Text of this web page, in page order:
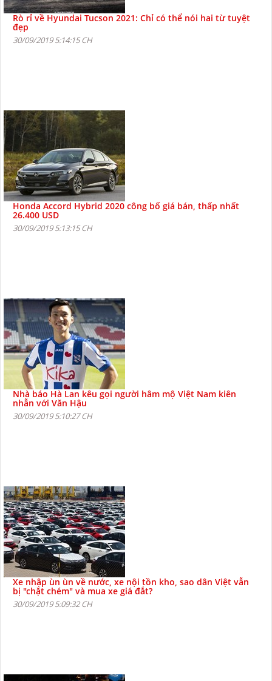
Rò rỉ về Hyundai Tucson 2021: Chỉ có thể nói hai từ tuyệt
đẹp
30/09/2019 5:14:15 CH
Honda Accord Hybrid 2020 công bố giá bán, thấp nhất
26.400 USD
30/09/2019 5:13:15 CH
Nhà báo Hà Lan kêu gọi người hâm mộ Việt Nam kiên
nhẫn với Văn Hậu
30/09/2019 5:10:27 CH
Xe nhập ùn ùn về nước, xe nội tồn kho, sao dân Việt vẫn
bị "chặt chém" và mua xe giá đắt?
30/09/2019 5:09:32 CH